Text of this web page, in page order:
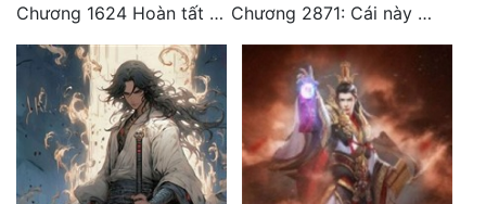
Chương 1624 Hoàn tất cảm nghĩ (2)
Chương 2871: Cái này đánh nhẹ nhõm a